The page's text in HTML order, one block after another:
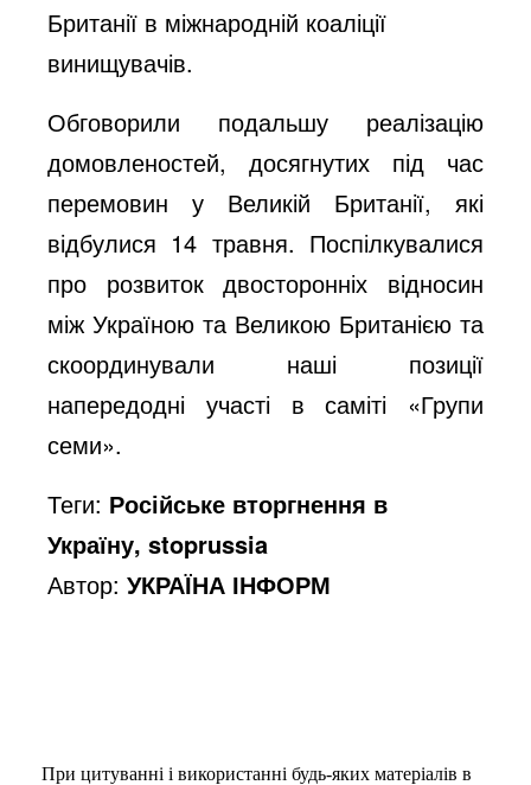
d
e
o
Британії в міжнародній коаліції
винищувачів.
Обговорили подальшу реалізацію
домовленостей, досягнутих під час
перемовин у Великій Британії, які
відбулися 14 травня. Поспілкувалися
про розвиток двосторонніх відносин
між Україною та Великою Британією та
скоординували наші позиції
напередодні участі в саміті «Групи
семи».
Теги: Російське вторгнення в
Україну, stoprussia
Автор:УКРАЇНА ІНФОРМ
При цитуванні і використанні будь-яких матеріалів в